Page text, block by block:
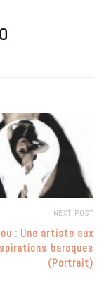
NEXT POST
: Une artiste aux
baroques
(Portrait)